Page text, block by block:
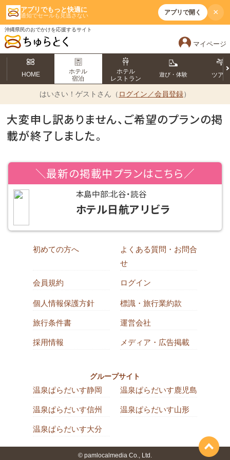
アプリでもっと快適に
通知でセールも見逃さない アプリで開く ×
沖縄県民のおでかけを応援するサイト
マイページ
HOME
ホテル
宿泊
ホテル
レストラン
遊び・体験 ツアー
はいさい！ ゲストさん（ ログイン／会員登録）
大変申し訳ありません、ご希望のプランの掲
載が終了しました。
＼最新の掲載中プランはこちら／
本島中部:北谷・読谷
ホテル日航アリビラ
初めての方へ
よくある質問・お問合
せ
会員規約 ログイン
個人情報保護方針 標識・旅行業約款
旅行条件書 運営会社
採用情報 メディア・広告掲載
グループサイト
温泉ぱらだいす静岡 温泉ぱらだいす鹿児島
温泉ぱらだいす信州 温泉ぱらだいす山形
温泉ぱらだいす大分
© pamlocalmedia Co., Ltd.